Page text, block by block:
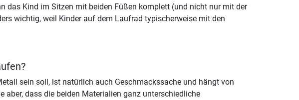
das Kind im Sitzen mit beiden Füßen komplett (und nicht nur mit der
wichtig, weil Kinder auf dem Laufrad typischerweise mit den
sein soll, ist natürlich auch Geschmackssache und hängt von
aber, dass die beiden Materialien ganz unterschiedliche